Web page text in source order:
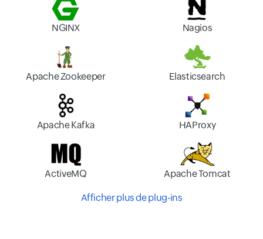
NGINX Nagios
Apache Zookeeper Elasticsearch
Apache Kafka HAProxy
ActiveMQ Apache Tomcat
Afficher plus de plug-ins